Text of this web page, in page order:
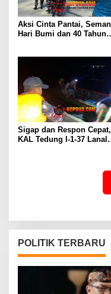
Aksi Cinta Pantai,
Hari Bumi dan 40 Tahun
Sigap dan Respon Cepat,
KAL Tedung I-1-37 Lanal
POLITIK TERBARU